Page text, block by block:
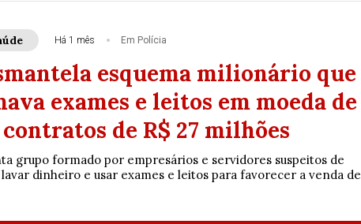
Há 1 mês Em Polícia
esquema milionário que
exames e leitos em moeda de
de R$ 27 milhões
grupo formado por empresários e servidores suspeitos de
dinheiro e usar exames e leitos para favorecer a venda de